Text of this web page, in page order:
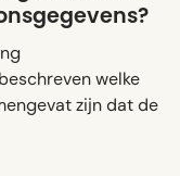
welke
zijn dat de